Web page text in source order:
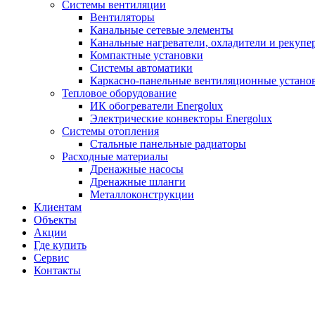
Системы вентиляции
Вентиляторы
Канальные сетевые элементы
Канальные нагреватели, охладители и
Компактные установки
Системы автоматики
Каркасно-панельные вентиляционные
Тепловое оборудование
ИК обогреватели Energolux
Электрические конвекторы Energolux
Системы отопления
Стальные панельные радиаторы
Расходные материалы
Дренажные насосы
Дренажные шланги
Металлоконструкции
Клиентам
Объекты
Акции
Где купить
Сервис
Контакты